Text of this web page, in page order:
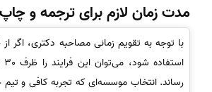
مدت زمان لازم برای ترجمه و
با توجه به تقویم زمانی مصاحبه دکتری، اگر
رساند. انتخاب موسسه‌ای که تجربه کافی و تیم